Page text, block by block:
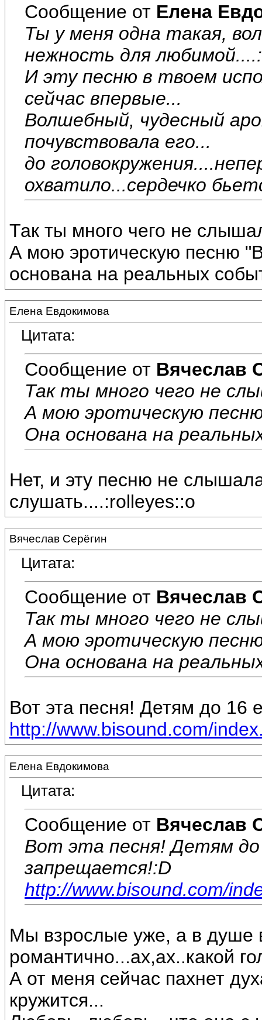
Сообщение от Елена
Ты у меня одна такая,
нежность для
И эту песню в твоем
сейчас впервые...
Волшебный, чудесный
почувствовала его...
до
охватило...сердечко
Так ты много чего не
А мою эротическую песню
основана на реальных
Елена Евдокимова
Цитата:
Сообщение от Вячеслав
Так ты много чего не
А мою эротическую
Она основана на
Нет, и эту песню не
слушать....:rolleyes::o
Вячеслав Серёгин
Цитата:
Сообщение от Вячеслав
Так ты много чего не
А мою эротическую
Она основана на
Вот эта песня! Детям до 16
http://www.bisound.com/
Елена Евдокимова
Цитата:
Сообщение от Вячеслав
Вот эта песня! Детям
запрещается!:D
http://www.bisound.com/
Мы взрослые уже, а в душе
романтично...ах,ах..какой
А от меня сейчас пахнет
кружится...